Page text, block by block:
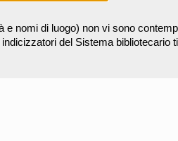
e nomi di luogo) non vi sono
del Sistema bibliotecario